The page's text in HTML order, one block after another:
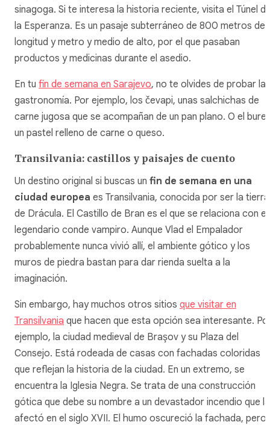
sinagoga. Si te interesa la historia reciente, visita el Túnel
la Esperanza. Es un pasaje subterráneo de 800 metros de
longitud y metro y medio de alto, por el que pasaban
productos y medicinas durante el asedio.
En tu fin de semana en Sarajevo, no te olvides de probar la
gastronomía. Por ejemplo, los čevapi, unas salchichas de
carne jugosa que se acompañan de un pan plano. O el
un pastel relleno de carne o queso.
Transilvania: castillos y paisajes de cuento
Un destino original si buscas un fin de semana en una
ciudad europea es Transilvania, conocida por ser la tierra
de Drácula. El Castillo de Bran es el que se relaciona con el
legendario conde vampiro. Aunque Vlad el Empalador
probablemente nunca vivió allí, el ambiente gótico y los
muros de piedra bastan para dar rienda suelta a la
imaginación.
Sin embargo, hay muchos otros sitios que visitar en
Transilvania que hacen que esta opción sea interesante.
ejemplo, la ciudad medieval de Braşov y su Plaza del
Consejo. Está rodeada de casas con fachadas coloridas
que reflejan la historia de la ciudad. En un extremo, se
encuentra la Iglesia Negra. Se trata de una construcción
gótica que debe su nombre a un devastador incendio que la
afectó en el siglo XVII. El humo oscureció la fachada, pero